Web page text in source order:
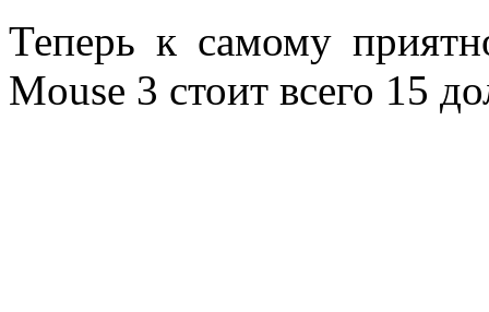
Теперь к самому
Mouse 3 стоит всего 15